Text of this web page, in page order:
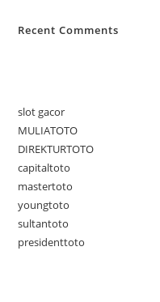
Recent Comments
slot gacor
MULIATOTO
DIREKTURTOTO
capitaltoto
mastertoto
youngtoto
sultantoto
presidenttoto